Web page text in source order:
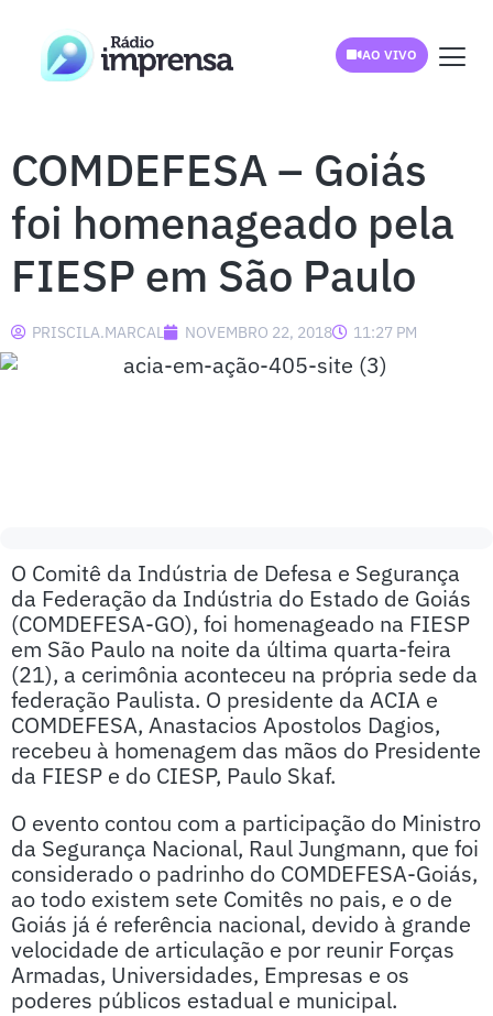
AO VIVO
COMDEFESA – Goiás
foi homenageado pela
FIESP em São Paulo
PRISCILA.MARCAL NOVEMBRO 22, 2018 11:27 PM
O Comitê da Indústria de Defesa e Segurança
da Federação da Indústria do Estado de Goiás
(COMDEFESA-GO), foi homenageado na FIESP
em São Paulo na noite da última quarta-feira
(21), a cerimônia aconteceu na própria sede da
federação Paulista. O presidente da ACIA e
COMDEFESA, Anastacios Apostolos Dagios,
recebeu à homenagem das mãos do Presidente
da FIESP e do CIESP, Paulo Skaf.
O evento contou com a participação do Ministro
da Segurança Nacional, Raul Jungmann, que foi
considerado o padrinho do COMDEFESA-Goiás,
ao todo existem sete Comitês no pais, e o de
Goiás já é referência nacional, devido à grande
velocidade de articulação e por reunir Forças
Armadas, Universidades, Empresas e os
poderes públicos estadual e municipal.